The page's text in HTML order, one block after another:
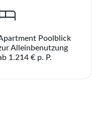
Poolblick
Alleinbenutzung
1.214 € p. P.